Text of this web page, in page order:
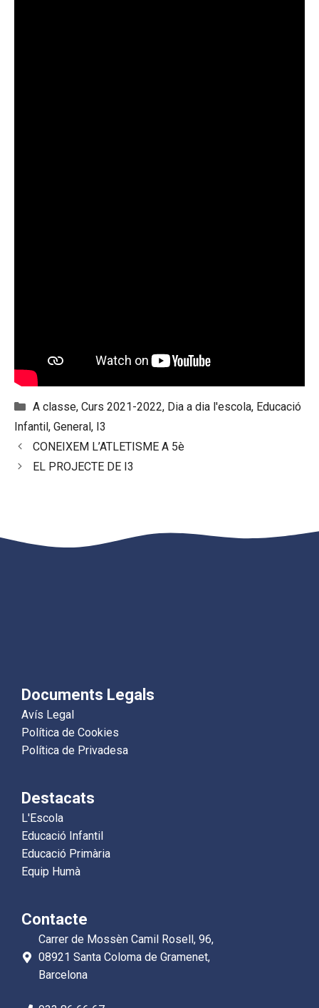
Categories
A classe, Curs 2021-2022, Dia a dia l'escola, Educació
Infantil, General, I3
CONEIXEM L’ATLETISME A 5è
EL PROJECTE DE I3
Documents Legals
Avís Legal
Política de Cookies
Política de Privadesa
Destacats
L'Escola
Educació Infantil
Educació Primària
Equip Humà
Contacte
Carrer de Mossèn Camil Rosell, 96,
08921 Santa Coloma de Gramenet,
Barcelona